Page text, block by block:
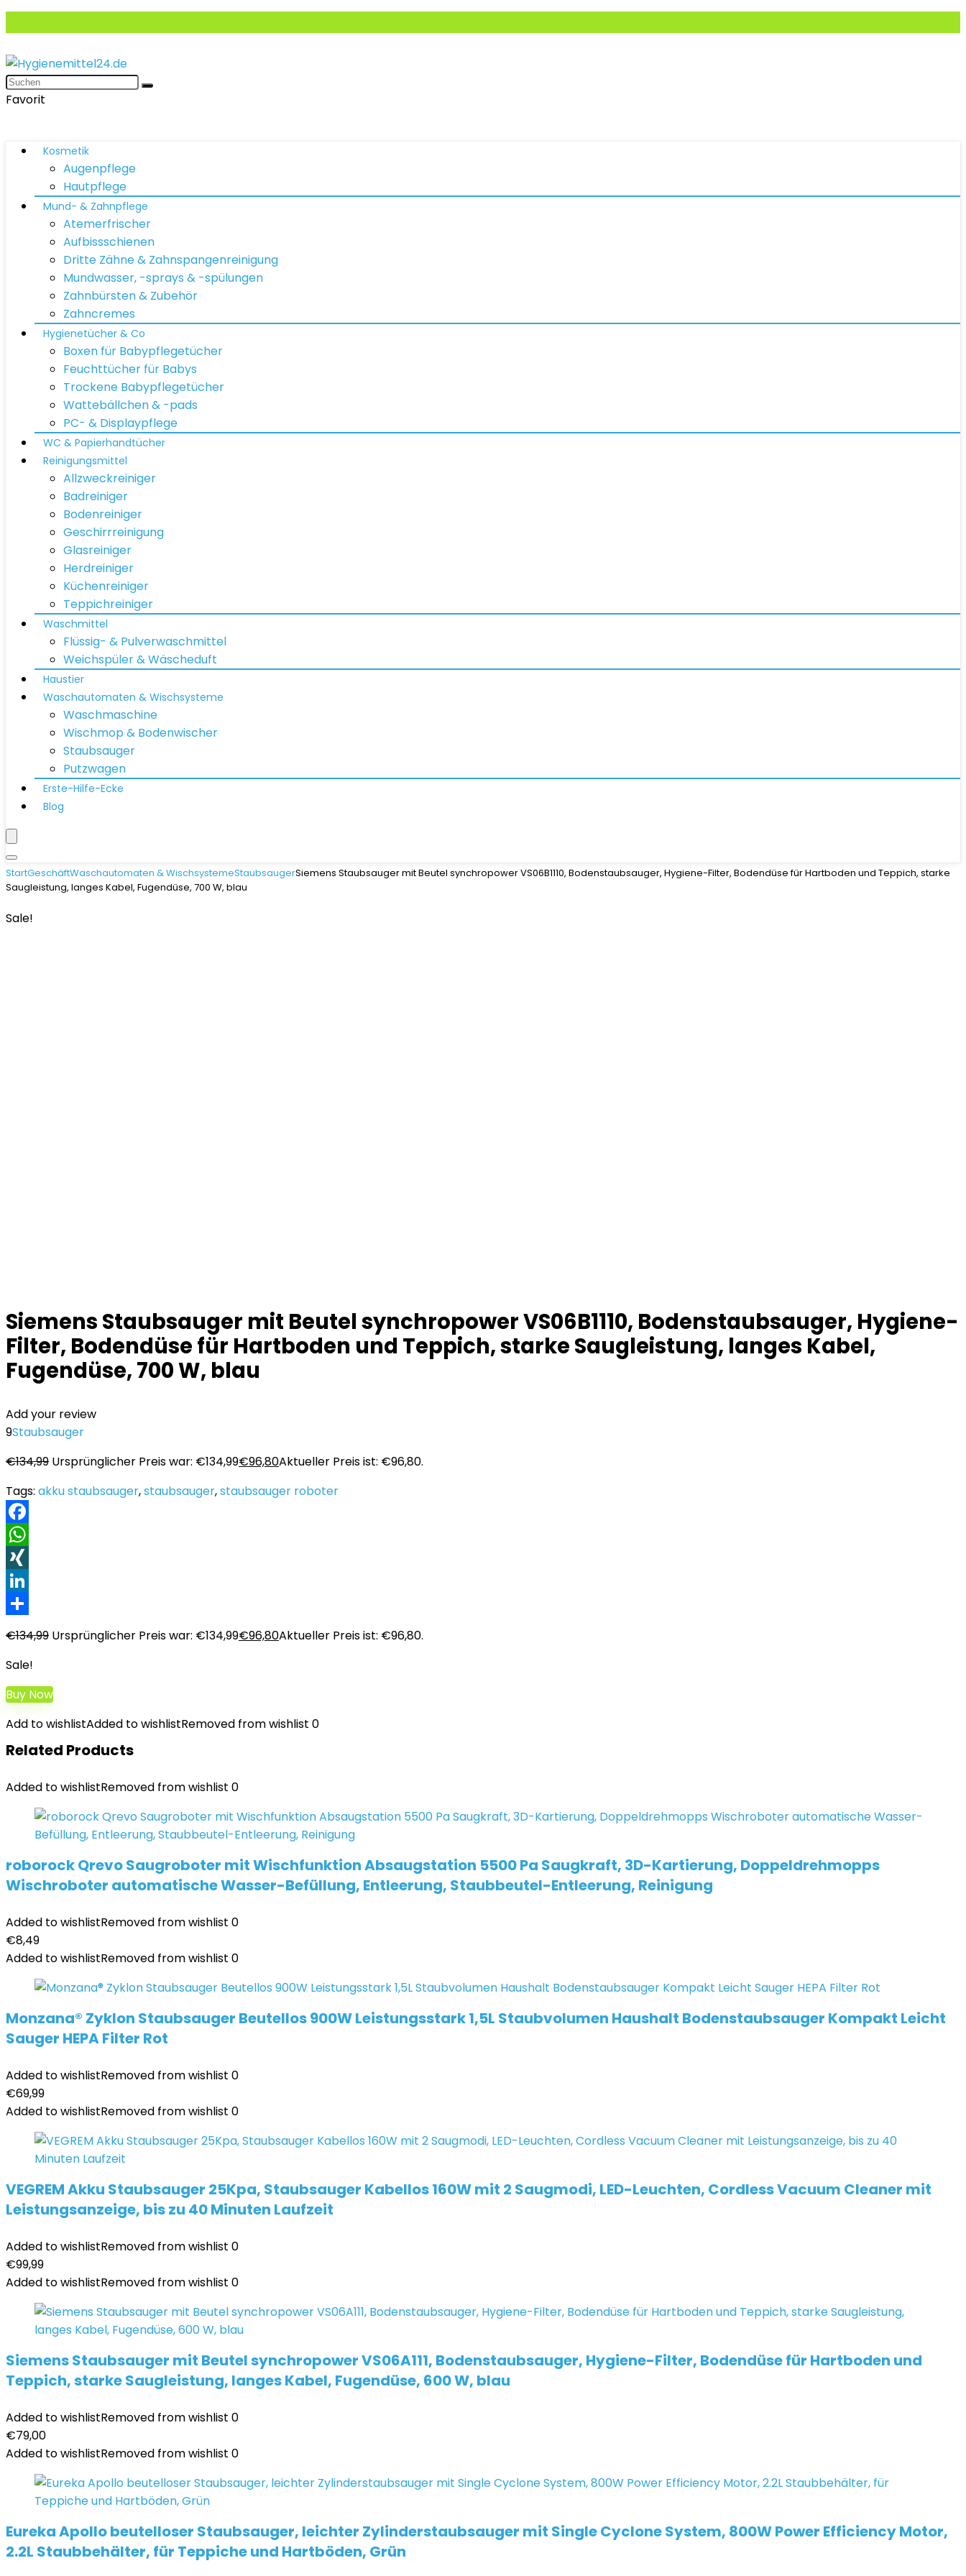
Favorit
Kosmetik
Augenpflege
Hautpflege
Mund- & Zahnpflege
Atemerfrischer
Aufbissschienen
Dritte Zähne & Zahnspangenreinigung
Mundwasser, -sprays & -spülungen
Zahnbürsten & Zubehör
Zahncremes
Hygienetücher & Co
Boxen für Babypflegetücher
Feuchttücher für Babys
Trockene Babypflegetücher
Wattebällchen & -pads
PC- & Displaypflege
WC & Papierhandtücher
Reinigungsmittel
Allzweckreiniger
Badreiniger
Bodenreiniger
Geschirrreinigung
Glasreiniger
Herdreiniger
Küchenreiniger
Teppichreiniger
Waschmittel
Flüssig- & Pulverwaschmittel
Weichspüler & Wäscheduft
Haustier
Waschautomaten & Wischsysteme
Waschmaschine
Wischmop & Bodenwischer
Staubsauger
Putzwagen
Erste-Hilfe-Ecke
Blog
StartGeschäftWaschautomaten & WischsystemeStaubsaugerSiemens Staubsauger mit Beutel synchropower VS06B1110, Bodenstaubsauger, Hygiene-Filter, Bodendüse für Hartboden und Teppich, starke
Saugleistung, langes Kabel, Fugendüse, 700 W, blau
Sale!
Siemens Staubsauger mit Beutel synchropower VS06B1110, Bodenstaubsauger, Hygiene-
Filter, Bodendüse für Hartboden und Teppich, starke Saugleistung, langes Kabel,
Fugendüse, 700 W, blau
Add your review
9Staubsauger
€134,99 Ursprünglicher Preis war: €134,99€96,80Aktueller Preis ist: €96,80.
Tags: akku staubsauger,staubsauger,staubsauger roboter
Facebook
WhatsApp
XING
LinkedIn
€134,99 Ursprünglicher Preis war: €134,99€96,80Aktueller Preis ist: €96,80.
Sale!
Buy Now
Add to wishlistAdded to wishlistRemoved from wishlist 0
Related Products
Added to wishlistRemoved from wishlist 0
roborock Qrevo Saugroboter mit Wischfunktion Absaugstation 5500 Pa Saugkraft, 3D-Kartierung, Doppeldrehmopps
Wischroboter automatische Wasser-Befüllung, Entleerung, Staubbeutel-Entleerung, Reinigung
Added to wishlistRemoved from wishlist 0
€8,49
Added to wishlistRemoved from wishlist 0
Monzana® Zyklon Staubsauger Beutellos 900W Leistungsstark 1,5L Staubvolumen Haushalt Bodenstaubsauger Kompakt Leicht
Sauger HEPA Filter Rot
Added to wishlistRemoved from wishlist 0
€69,99
Added to wishlistRemoved from wishlist 0
VEGREM Akku Staubsauger 25Kpa, Staubsauger Kabellos 160W mit 2 Saugmodi, LED-Leuchten, Cordless Vacuum Cleaner mit
Leistungsanzeige, bis zu 40 Minuten Laufzeit
Added to wishlistRemoved from wishlist 0
€99,99
Added to wishlistRemoved from wishlist 0
Siemens Staubsauger mit Beutel synchropower VS06A111, Bodenstaubsauger, Hygiene-Filter, Bodendüse für Hartboden und
Teppich, starke Saugleistung, langes Kabel, Fugendüse, 600 W, blau
Added to wishlistRemoved from wishlist 0
€79,00
Added to wishlistRemoved from wishlist 0
Eureka Apollo beutelloser Staubsauger, leichter Zylinderstaubsauger mit Single Cyclone System, 800W Power Efficiency Motor,
2.2L Staubbehälter, für Teppiche und Hartböden, Grün